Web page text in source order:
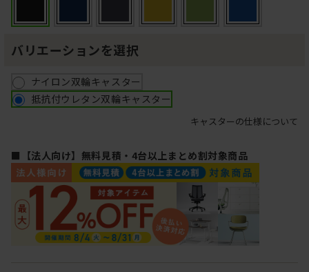
バリエーションを選択
ナイロン双輪キャスター
抵抗付ウレタン双輪キャスター
キャスターの仕様について
■【法人向け】無料見積・4台以上まとめ割対象商品